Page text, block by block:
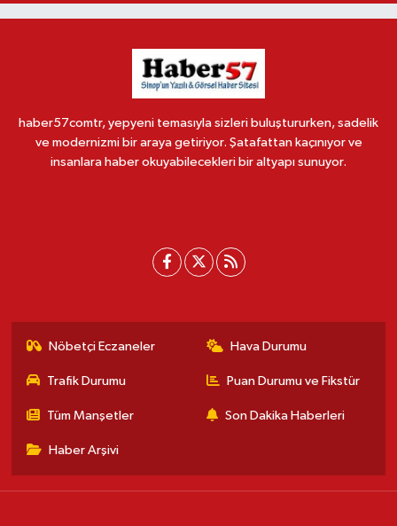
haber57comtr, yepyeni temasıyla sizleri buluştururken, sadelik
ve modernizmi bir araya getiriyor. Şatafattan kaçınıyor ve
insanlara haber okuyabilecekleri bir altyapı sunuyor.
Nöbetçi Eczaneler Hava Durumu
Trafik Durumu Puan Durumu ve Fikstür
Tüm Manşetler Son Dakika Haberleri
Haber Arşivi